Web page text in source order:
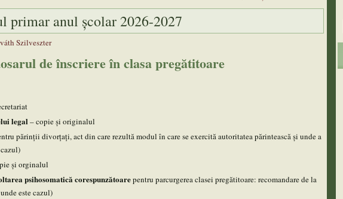
primar anul şcolar 2026-2027
Szilveszter
de înscriere în clasa pregătitoare
legal– copie şi originalul
părinții divorțați, act din care rezultă modul în care se exercită autoritatea părintească și unde a
şi orginalul
psihosomatică corespunzătoarepentru parcurgerea clasei pregătitoare: recomandare de la
este cazul)